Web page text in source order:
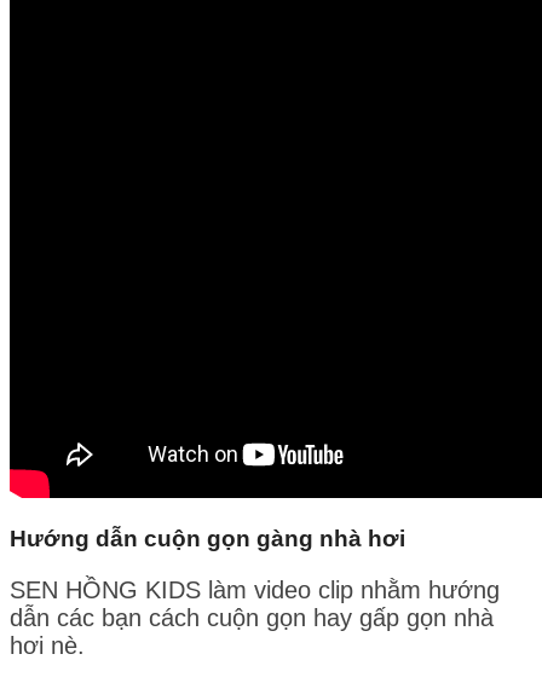
Hướng dẫn cuộn gọn gàng nhà hơi
SEN HỒNG KIDS làm video clip nhằm hướng
dẫn các bạn cách cuộn gọn hay gấp gọn nhà
hơi nè.